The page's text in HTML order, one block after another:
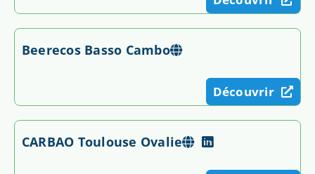
Beerecos Basso Cambo
Découvrir
CARBAO Toulouse Ovalie